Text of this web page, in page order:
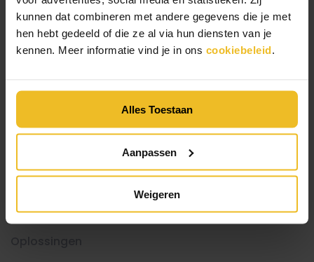
kunnen dat combineren met andere gegevens die je met
hen hebt gedeeld of die ze al via hun diensten van je
kennen. Meer informatie vind je in ons cookiebeleid.
Alles Toestaan
Aanpassen
Weigeren
Over unTill
Dealers
Prijzen
Producten
unTill Air voor bar en keuken
unTill Air voor tafelservice
unTill Prime voor counterservice
unTill Prime voor tafelservice